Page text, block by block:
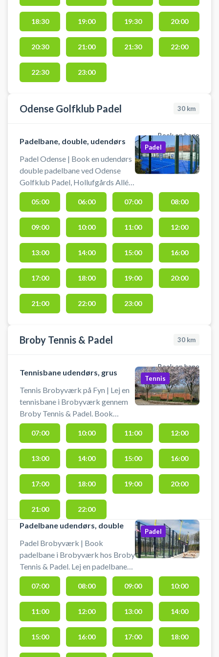
en padelbane i Odense, som du
finder på C. F. Tietgens Blvd. 24K,
5220 Odense SØ.
18:30 19:00 19:30 20:00
20:30 21:00 21:30 22:00
22:30 23:00
Odense Golfklub Padel 30 km
Book en bane
Padelbane, double, udendørs
Padel Odense | Book en udendørs
double padelbane ved Odense
Golfklub Padel, Hollufgårds Allé
21 5220, Odense SØ. Book en af
de to double padelbaner og spil
padel i Odense udendørs under
åben himmel. Padelbat kan lejes
golfklubbens forhal.
Padelbanerne er beliggende i det
naturskønne område Hollufgård
ved Odense SØ, og du finder gratis
parkering lige ved padelbanen.
Padel
05:00 06:00 07:00 08:00
09:00 10:00 11:00 12:00
13:00 14:00 15:00 16:00
17:00 18:00 19:00 20:00
21:00 22:00 23:00
Broby Tennis & Padel 30 km
Book en bane
Tennisbane udendørs, grus
Tennis Brobyværk på Fyn | Lej en
tennisbane i Brobyværk gennem
Broby Tennis & Padel. Book
tennisbane og spil tennis i
Brobyværk på udendørs grus
tennisbaner med lys i hyggelige
omgivelser på Fyn.
Tennis
07:00 10:00 11:00 12:00
13:00 14:00 15:00 16:00
17:00 18:00 19:00 20:00
21:00 22:00
Padelbane udendørs, double
Padel Brobyværk | Book
padelbane i Brobyværk hos Broby
Tennis & Padel. Lej en padelbane
og spil padel i Brobyværk på en af
de udendørs padelbaner hos
tennis- og padelklubben i byen.
Padel
07:00 08:00 09:00 10:00
11:00 12:00 13:00 14:00
15:00 16:00 17:00 18:00